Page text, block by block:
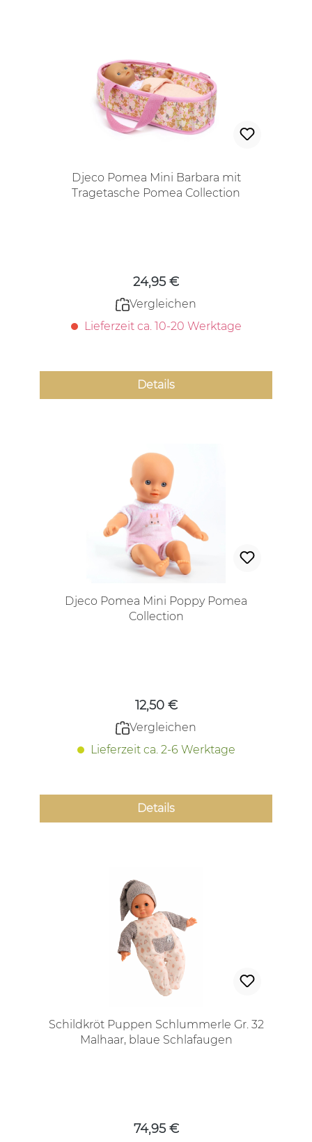
Djeco Pomea Mini Barbara mit
Tragetasche Pomea Collection
24,95 €
Vergleichen
Lieferzeit ca. 10-20 Werktage
Details
Djeco Pomea Mini Poppy Pomea
Collection
12,50 €
Vergleichen
Lieferzeit ca. 2-6 Werktage
Details
Schildkröt Puppen Schlummerle Gr. 32
Malhaar, blaue Schlafaugen
74,95 €